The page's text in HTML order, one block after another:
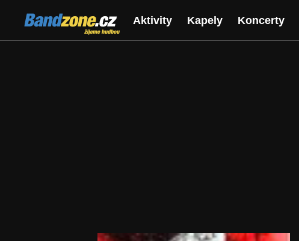
Bandzone.cz
žijeme hudbou
Aktivity Kapely Koncerty